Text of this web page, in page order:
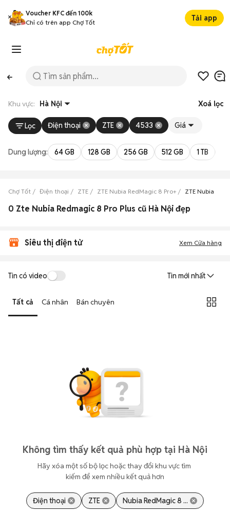
Voucher KFC đến 100k
Chỉ có trên app Chợ Tốt
Tải app
Khu vực: Hà Nội Xoá lọc
Lọc Điện thoại ZTE 4533 Giá
Dung lượng: 64 GB 128 GB 256 GB 512 GB 1 TB
Chợ Tốt Điện thoại ZTE ZTE Nubia RedMagic 8 Pro+ ZTE Nubia
0 Zte Nubia Redmagic 8 Pro Plus cũ Hà Nội đẹp
Siêu thị điện tử Xem Cửa hàng
Tin có video Tin mới nhất
Tất cả Cá nhân Bán chuyên
Không tìm thấy kết quả phù hợp tại Hà Nội
Hãy xóa một số bộ lọc hoặc thay đổi khu vực tìm
kiếm để xem nhiều kết quả hơn
Điện thoại ZTE Nubia RedMagic 8 ...